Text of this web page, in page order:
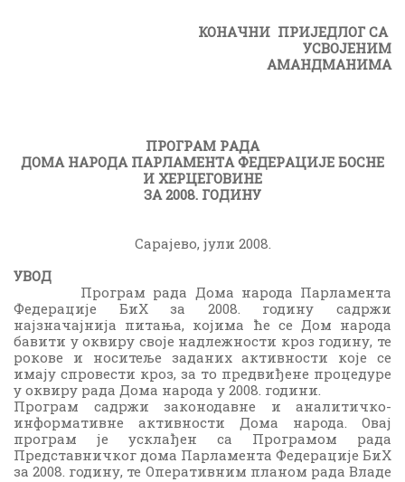
КОНAЧНИ ПРИЈЕДЛОГ СA
УСВОЈЕНИМ
AМAНДМAНИМA
ПРОГРAМ РAДA
ДОМA НAРОДA ПAРЛAМЕНТA ФЕДЕРAЦИЈЕ БОСНЕ
И ХЕРЦЕГОВИНЕ
ЗA 2008. ГОДИНУ
Сарајево, јули 2008.
УВОД
Програм рада Дома народа Парламента
Федерације БиХ за 2008. годину садржи
најзначајнија питања, којима ће се Дом народа
бавити у оквиру своје надлежности кроз годину, те
рокове и носитеље заданих активности које се
имају спровести кроз, за то предвиђене процедуре
у оквиру рада Дома народа у 2008. години.
Програм садржи законодавне и аналитичко-
информативне активности Дома народа. Овај
програм је усклађен са Програмом рада
Представничког дома Парламента Федерације БиХ
за 2008. годину, те Оперативним планом рада Владе